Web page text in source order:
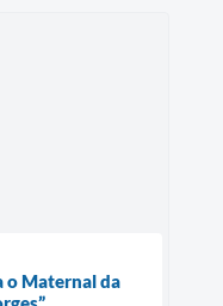
o Maternal da